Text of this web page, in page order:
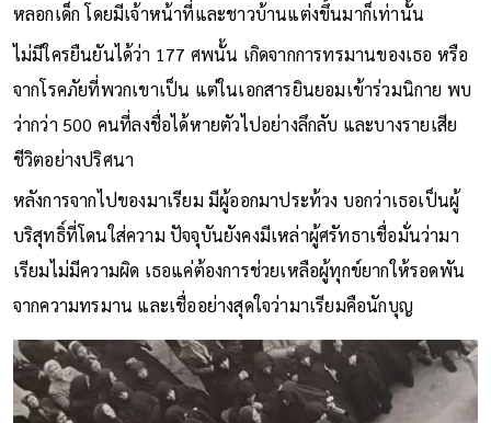
หลอกเด็ก โดยมีเจ้าหน้าที่และชาวบ้านแต่งขึ้นมาก็เท่านั้น
ไม่มีใครยืนยันได้ว่า 177 ศพนั้น เกิดจากการทรมานของเธอ หรือ
จากโรคภัยที่พวกเขาเป็น แต่ในเอกสารยินยอมเข้าร่วมนิกาย พบ
ว่ากว่า 500 คนที่ลงชื่อได้หายตัวไปอย่างลึกลับ และบางรายเสีย
ชีวิตอย่างปริศนา
หลังการจากไปของมาเรียม มีผู้ออกมาประท้วง บอกว่าเธอเป็นผู้
บริสุทธิ์ที่โดนใส่ความ ปัจจุบันยังคงมีเหล่าผู้ศรัทธาเชื่อมั่นว่ามา
เรียมไม่มีความผิด เธอแค่ต้องการช่วยเหลือผู้ทุกข์ยากให้รอดพัน
จากความทรมาน และเชื่ออย่างสุดใจว่ามาเรียมคือนักบุญ